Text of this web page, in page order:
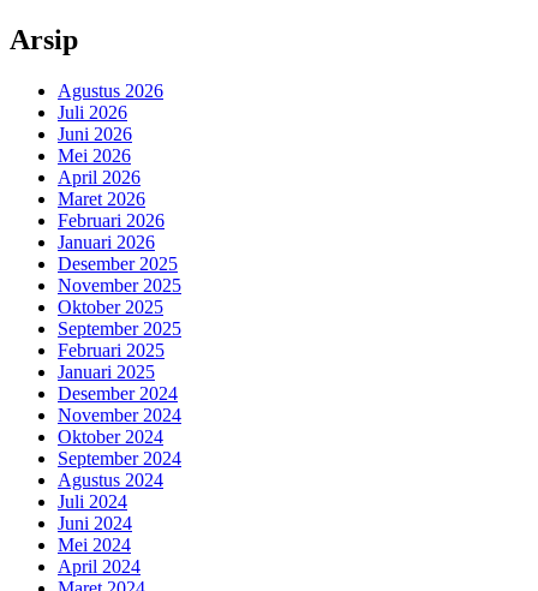
Arsip
Agustus 2026
Juli 2026
Juni 2026
Mei 2026
April 2026
Maret 2026
Februari 2026
Januari 2026
Desember 2025
November 2025
Oktober 2025
September 2025
Februari 2025
Januari 2025
Desember 2024
November 2024
Oktober 2024
September 2024
Agustus 2024
Juli 2024
Juni 2024
Mei 2024
April 2024